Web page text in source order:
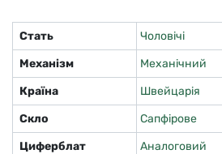
Стать
Чоловічі
Механізм
Механічний
Країна
Швейцарія
Скло
Сапфірове
Циферблат
Аналоговий